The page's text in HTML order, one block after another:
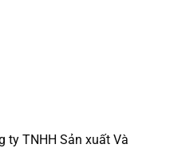
ty TNHH Sản xuất Và